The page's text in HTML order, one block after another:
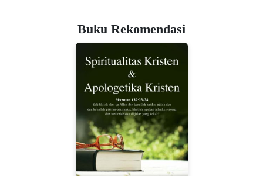
Buku Rekomendasi